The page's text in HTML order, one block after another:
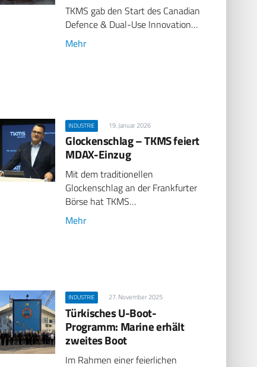
TKMS gab den Start des Canadian
Defence & Dual-Use Innovation…
Mehr
INDUSTRIE 19. Januar 2026
Glockenschlag – TKMS feiert
MDAX-Einzug
Mit dem traditionellen
Glockenschlag an der Frankfurter
Börse hat TKMS…
Mehr
INDUSTRIE 27. November 2025
Türkisches U-Boot-
Programm: Marine erhält
zweites Boot
Im Rahmen einer feierlichen